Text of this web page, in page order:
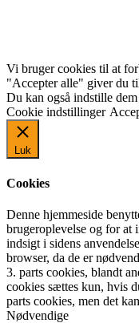
Vi bruger cookies til at
"Accepter alle" giver du
Du kan også indstille
Cookie indstillinger
Luk
Cookies
Denne hjemmeside
brugeroplevelse og for at
indsigt i sidens
browser, da de er
3. parts cookies, blandt
cookies sættes kun, hvis
parts cookies, men det
Nødvendige